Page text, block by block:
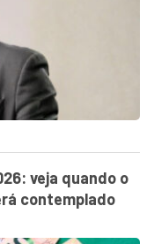
veja quando o
contemplado